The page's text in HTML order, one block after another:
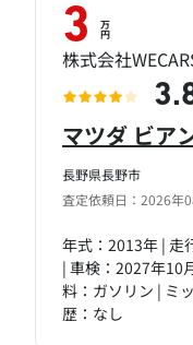
長野県長野市
査定依頼日：2026年
マツダ ビア
年式：2013年 | 走
| 車検：2027年10
料：ガソリン | ミ
歴：なし
3 万
円
株式会社